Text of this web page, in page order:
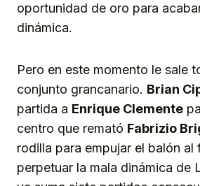
oportunidad de oro para
dinámica.
Pero en este momento le sale
conjunto grancanario. Brian
partida a Enrique Clemente
centro que remató Fabrizio
rodilla para empujar el balón
perpetuar la mala dinámica de